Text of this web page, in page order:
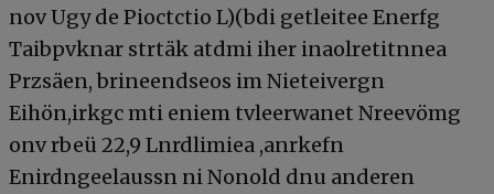
nov Ugy de Pioctctio L)(bdi getleitee Enerfg
Taibpvknar strtäk atdmi iher inaolretitnnea
Przsäen, brineendseos im Nieteivergn
Eihön,irkgc mti eniem tvleerwanet Nreevömg
onv rbeü 22,9 Lnrdlimiea ,anrkefn
Enirdngeelaussn ni Nonold dnu anderen